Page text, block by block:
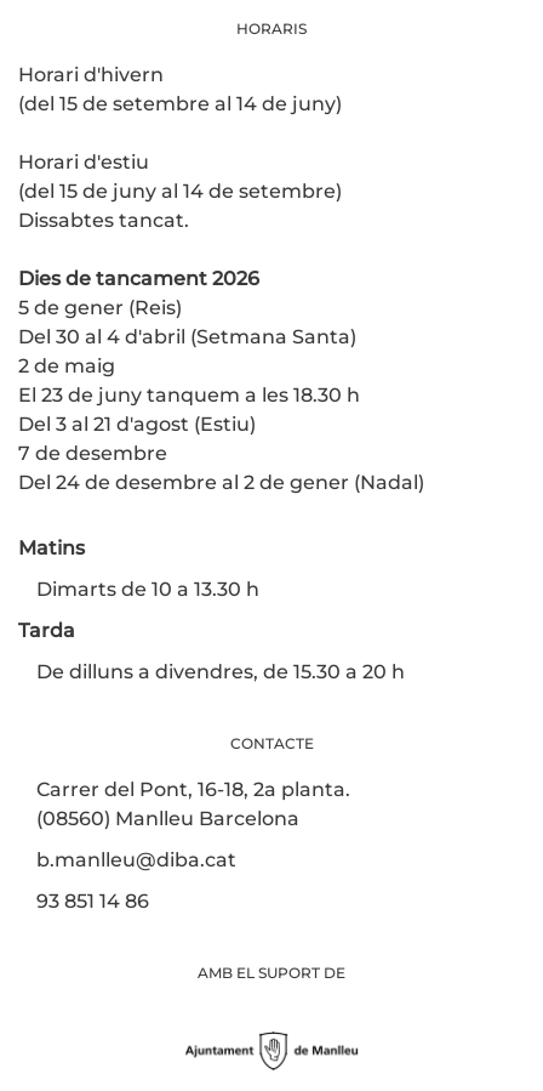
HORARIS
Horari d'hivern
(del 15 de setembre al 14 de juny)
Horari d'estiu
(del 15 de juny al 14 de setembre)
Dissabtes tancat.
Dies de tancament 2026
5 de gener (Reis)
Del 30 al 4 d'abril (Setmana Santa)
2 de maig
El 23 de juny tanquem a les 18.30 h
Del 3 al 21 d'agost (Estiu)
7 de desembre
Del 24 de desembre al 2 de gener (Nadal)
Matins
Dimarts de 10 a 13.30 h
Tarda
De dilluns a divendres, de 15.30 a 20 h
CONTACTE
Carrer del Pont, 16-18, 2a planta.
(08560) Manlleu Barcelona
b.manlleu@diba.cat
93 851 14 86
AMB EL SUPORT DE